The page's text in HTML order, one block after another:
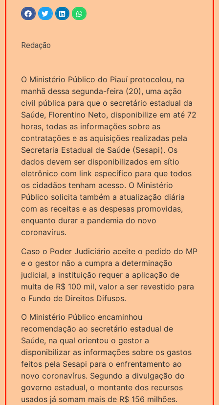
Redação
O Ministério Público do Piauí protocolou, na
manhã dessa segunda-feira (20), uma ação
civil pública para que o secretário estadual da
Saúde, Florentino Neto, disponibilize em até 72
horas, todas as informações sobre as
contratações e as aquisições realizadas pela
Secretaria Estadual de Saúde (Sesapi). Os
dados devem ser disponibilizados em sítio
eletrônico com link específico para que todos
os cidadãos tenham acesso. O Ministério
Público solicita também a atualização diária
com as receitas e as despesas promovidas,
enquanto durar a pandemia do novo
coronavírus.
Caso o Poder Judiciário aceite o pedido do MP
e o gestor não a cumpra a determinação
judicial, a instituição requer a aplicação de
multa de R$ 100 mil, valor a ser revestido para
o Fundo de Direitos Difusos.
O Ministério Público encaminhou
recomendação ao secretário estadual de
Saúde, na qual orientou o gestor a
disponibilizar as informações sobre os gastos
feitos pela Sesapi para o enfrentamento ao
novo coronavírus. Segundo a divulgação do
governo estadual, o montante dos recursos
usados já somam mais de R$ 156 milhões.